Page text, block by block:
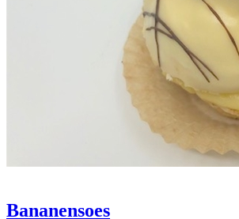
Bananensoes